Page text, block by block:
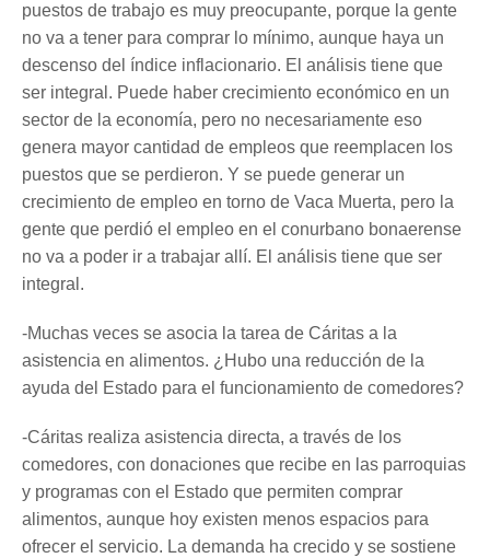
puestos de trabajo es muy preocupante, porque la gente
no va a tener para comprar lo mínimo, aunque haya un
descenso del índice inflacionario. El análisis tiene que
ser integral. Puede haber crecimiento económico en un
sector de la economía, pero no necesariamente eso
genera mayor cantidad de empleos que reemplacen los
puestos que se perdieron. Y se puede generar un
crecimiento de empleo en torno de Vaca Muerta, pero la
gente que perdió el empleo en el conurbano bonaerense
no va a poder ir a trabajar allí. El análisis tiene que ser
integral.
-Muchas veces se asocia la tarea de Cáritas a la
asistencia en alimentos. ¿Hubo una reducción de la
ayuda del Estado para el funcionamiento de comedores?
-Cáritas realiza asistencia directa, a través de los
comedores, con donaciones que recibe en las parroquias
y programas con el Estado que permiten comprar
alimentos, aunque hoy existen menos espacios para
ofrecer el servicio. La demanda ha crecido y se sostiene